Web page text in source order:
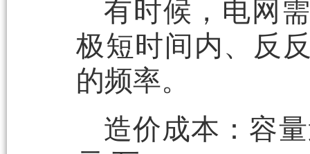
有时候，电网
极短时间内、反
的频率。
造价成本：容